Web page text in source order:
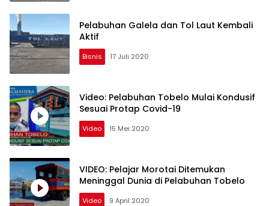
Pelabuhan Galela dan Tol Laut Kembali
Aktif
Bisnis 17 Juli 2020
Video: Pelabuhan Tobelo Mulai Kondusif
Sesuai Protap Covid-19
Video 15 Mei 2020
VIDEO: Pelajar Morotai Ditemukan
Meninggal Dunia di Pelabuhan Tobelo
Video 9 April 2020